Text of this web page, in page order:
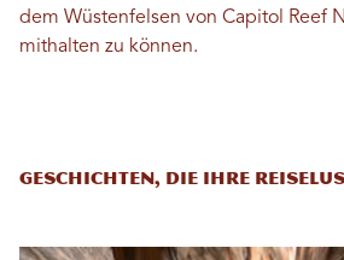
dem Wüstenfelsen von Capitol Reef
mithalten zu können.
GESCHICHTEN, DIE IHRE